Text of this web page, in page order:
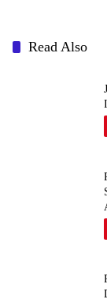
Read Also